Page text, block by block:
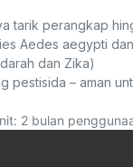
tarik perangkap
Aedes aegypti
dan Zika)
pestisida – aman
2 bulan